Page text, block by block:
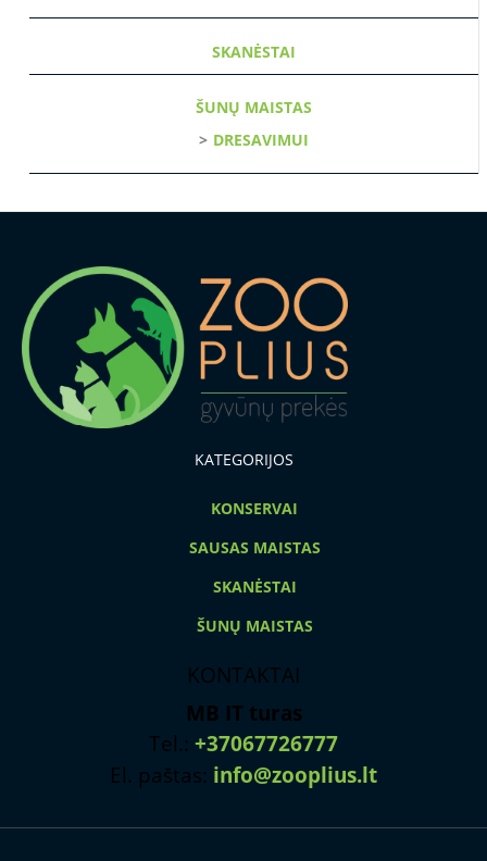
SKANĖSTAI
ŠUNŲ MAISTAS
DRESAVIMUI
KATEGORIJOS
KONSERVAI
SAUSAS MAISTAS
SKANĖSTAI
ŠUNŲ MAISTAS
KONTAKTAI
MB IT turas
Tel.: +37067726777
El. paštas: info@zooplius.lt